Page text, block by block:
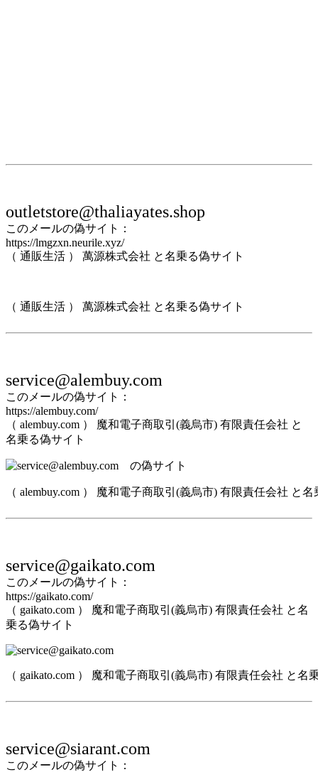
outletstore@thaliayates.shop
このメールの偽サイト：
https://lmgzxn.neurile.xyz/
（ 通販生活 ） 萬源株式会社 と名乗る偽サイト
（ 通販生活 ） 萬源株式会社 と名乗る偽サイト
service@alembuy.com
このメールの偽サイト：
https://alembuy.com/
（ alembuy.com ） 魔和電子商取引(義烏市) 有限責任会社 と
名乗る偽サイト
（ alembuy.com ） 魔和電子商取引(義烏市) 有限責任会社 と
service@gaikato.com
このメールの偽サイト：
https://gaikato.com/
（ gaikato.com ） 魔和電子商取引(義烏市) 有限責任会社 と名
乗る偽サイト
（ gaikato.com ） 魔和電子商取引(義烏市) 有限責任会社 と名
service@siarant.com
このメールの偽サイト：